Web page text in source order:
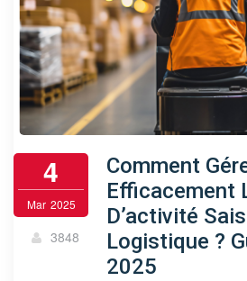
4
Mar 2025
3848
Comment
Efficacement
D’activité
Logistique ?
2025